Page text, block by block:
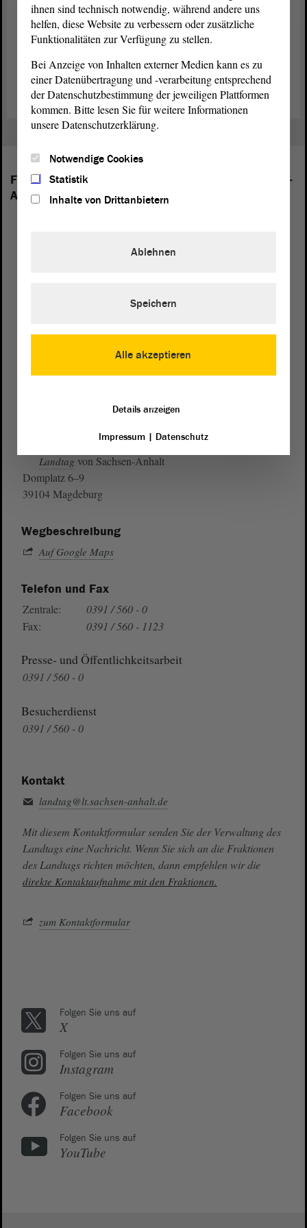
aufgerufen. Die Gedenkstunde imLandtagselbst ist eine
geschlossene Veranstaltung; sie wird allerdings später als
Videomitschnitt auf der Internetseite des Landtags zu sehen sein.
Zum umfangreichen Dossier zum Holocaustgedenktag
Folgende Fraktionen sind im Landtag von Sachsen-
Anhalt vertreten:
Landtag von Sachsen-Anhalt
Domplatz 6–9
39104 Magdeburg
Wegbeschreibung
Auf Google Maps
Telefon und Fax
Zentrale:
0391 / 560 - 0
Fax:
0391 / 560 - 1123
Presse- und Öffentlichkeitsarbeit
0391 / 560 - 0
Besucherdienst
0391 / 560 - 0
Kontakt
landtag@lt.sachsen-anhalt.de
Mit diesem Kontaktformular senden Sie der Verwaltung des
Landtags eine Nachricht. Wenn Sie sich an die Fraktionen
des Landtags richten möchten, dann empfehlen wir die
direkte Kontaktaufnahme mit den Fraktionen.
zum Kontaktformular
Folgen Sie uns auf
X
Folgen Sie uns auf
Instagram
Folgen Sie uns auf
Facebook
Folgen Sie uns auf
YouTube
ihnen sind technisch notwendig, während andere uns
helfen, diese Website zu verbessern oder zusätzliche
Funktionalitäten zur Verfügung zu stellen.
Bei Anzeige von Inhalten externer Medien kann es zu
einer Datenübertragung und -verarbeitung entsprechend
der Datenschutzbestimmung der jeweiligen Plattformen
kommen. Bitte lesen Sie für weitere Informationen
unsere Datenschutzerklärung.
Notwendige Cookies
Statistik
Inhalte von Drittanbietern
Alle akzeptieren
Ablehnen
Speichern
Details anzeigen
Impressum| Datenschutz